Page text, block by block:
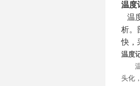
温度
温
析。
快，
温度
头化